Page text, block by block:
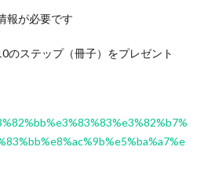
報が必要です
ステップ（冊子）をプレゼント